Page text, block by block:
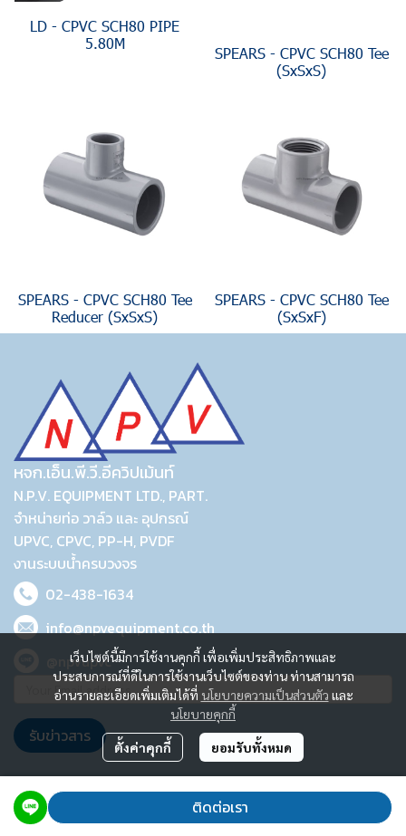
LD - CPVC SCH80 PIPE
5.80M
SPEARS - CPVC SCH80 Tee
(SxSxS)
SPEARS - CPVC SCH80 Tee
Reducer (SxSxS)
SPEARS - CPVC SCH80 Tee
(SxSxF)
ติดต่อเรา
เว็บไซต์นี้มีการใช้งานคุกกี้ เพื่อเพิ่มประสิทธิภาพและ
ประสบการณ์ที่ดีในการใช้งานเว็บไซต์ของท่าน ท่านสามารถ
อ่านรายละเอียดเพิ่มเติมได้ที่ นโยบายความเป็นส่วนตัว และ
นโยบายคุกกี้
ตั้งค่าคุกกี้ ยอมรับทั้งหมด
หจก.เอ็น.พี.วี.อีควิปเม้นท์
N.P.V. EQUIPMENT LTD., PART.
จำหน่ายท่อ วาล์ว และ อุปกรณ์
UPVC, CPVC, PP-H, PVDF
งานระบบน้ำครบวงจร
02-438-1634
info@npvequipment.co.th
@npvupvc
รับข่าวสาร
2023 © N.P.V. EQUIPMENT LTD., PART.
Powered By MakeWebEasy